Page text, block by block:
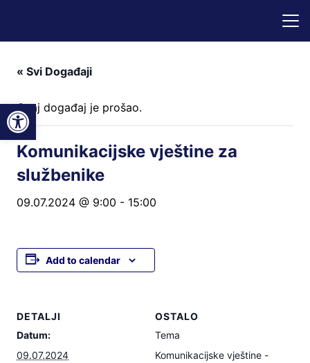
« Svi Događaji
Ovaj događaj je prošao.
Komunikacijske vještine za
službenike
09.07.2024 @ 9:00 - 15:00
Add to calendar
DETALJI
Datum:
09.07.2024
OSTALO
Tema
Komunikacijske vještine -
Open toolbar